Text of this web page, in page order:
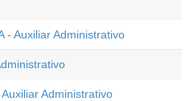
- Auxiliar Administrativo
Administrativo